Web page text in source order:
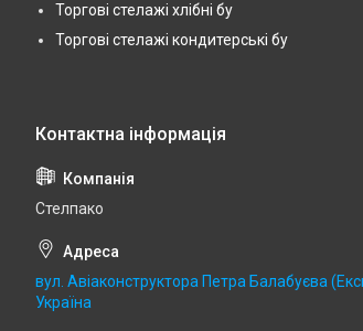
Торгові стелажі хлібні бу
Торгові стелажі кондитерські бу
Стелпако
вул. Авіаконструктора Петра Балабуєва
Україна